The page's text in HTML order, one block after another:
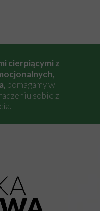
cierpiącymi z
pomagamy w
sobie z